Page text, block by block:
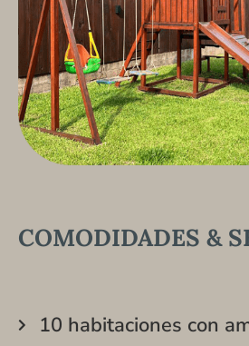
COMODIDADES &
10 habitaciones con